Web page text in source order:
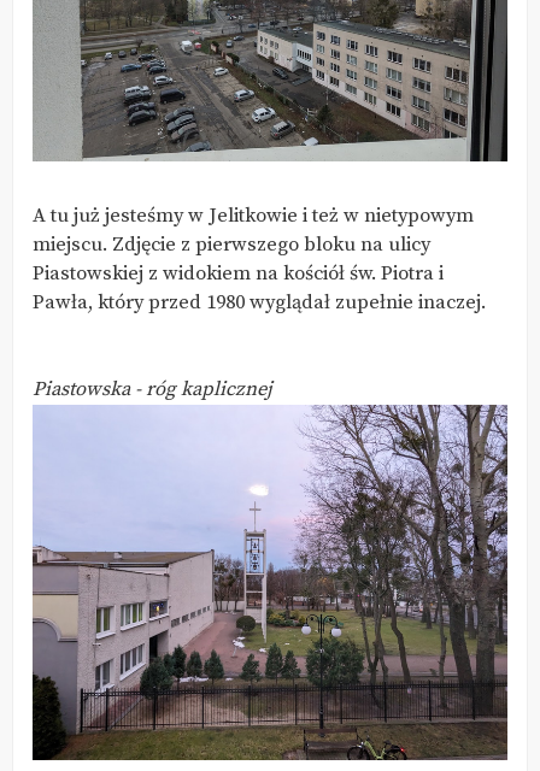
A tu już jesteśmy w Jelitkowie i też w nietypowym
miejscu. Zdjęcie z pierwszego bloku na ulicy
Piastowskiej z widokiem na kościół św. Piotra i
Pawła, który przed 1980 wyglądał zupełnie inaczej.
Piastowska - róg kaplicznej